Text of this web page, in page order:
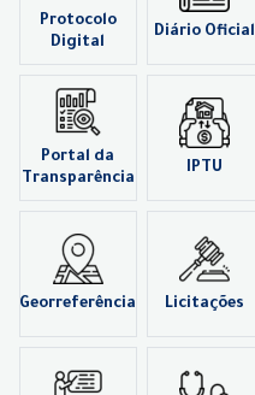
Protocolo
Digital
Diário Oficial
Portal da
Transparência
IPTU
Georreferência Licitações